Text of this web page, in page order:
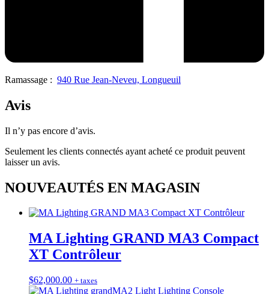
Ramassage : 940 Rue Jean-Neveu, Longueuil
Avis
Il n’y pas encore d’avis.
Seulement les clients connectés ayant acheté ce produit peuvent
laisser un avis.
NOUVEAUTÉS EN MAGASIN
MA Lighting GRAND MA3 Compact
XT Contrôleur
$62,000.00 + taxes